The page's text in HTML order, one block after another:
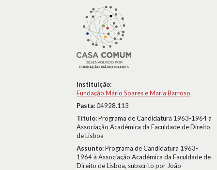
Instituição:
Fundação Mário Soares e Maria Barroso
Pasta:04928.113
Título:Programa de Candidatura 1963-1964 à
Associação Académica da Faculdade de Direito
de Lisboa
Assunto:Programa de Candidatura 1963-
1964 à Associação Académica da Faculdade de
Direito de Lisboa, subscrito por João